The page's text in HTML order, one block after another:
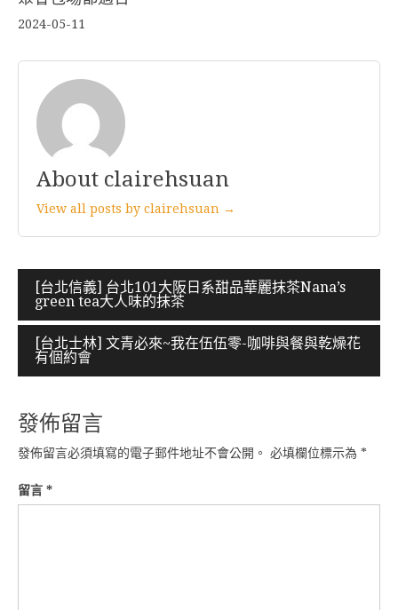
2024-05-11
About clairehsuan
View all posts by clairehsuan →
文
章
導
覽
[台北信義] 台北101大阪日系甜品華麗抹茶Nana’s
green tea大人味的抹茶
[台北士林] 文青必來~我在伍伍零-咖啡與餐與乾燥花
有個約會
發佈留言
發佈留言必須填寫的電子郵件地址不會公開。 必填欄位標示為 *
留言 *